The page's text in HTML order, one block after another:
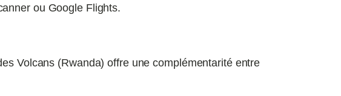
ou Google Flights.
Volcans (Rwanda) offre une complémentarité entre